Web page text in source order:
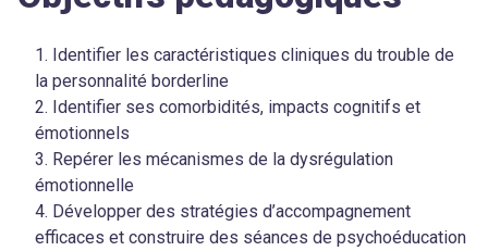
Identifier les caractéristiques cliniques du trouble de
la personnalité borderline
Identifier ses comorbidités, impacts cognitifs et
émotionnels
Repérer les mécanismes de la dysrégulation
émotionnelle
Développer des stratégies d’accompagnement
efficaces et construire des séances de psychoéducation